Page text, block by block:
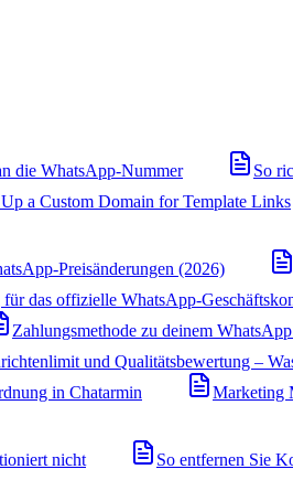
die WhatsApp-Nummer So
Up a Custom Domain for Template Links
Preisänderungen (2026)
das offizielle WhatsApp-
Zahlungsmethode zu deinem
und Qualitätsbewertung –
in Chatarmin
Marketing
nicht So entfernen Sie